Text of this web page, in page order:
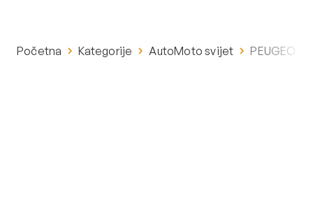
Početna Kategorije AutoMoto svijet PEUGEOT